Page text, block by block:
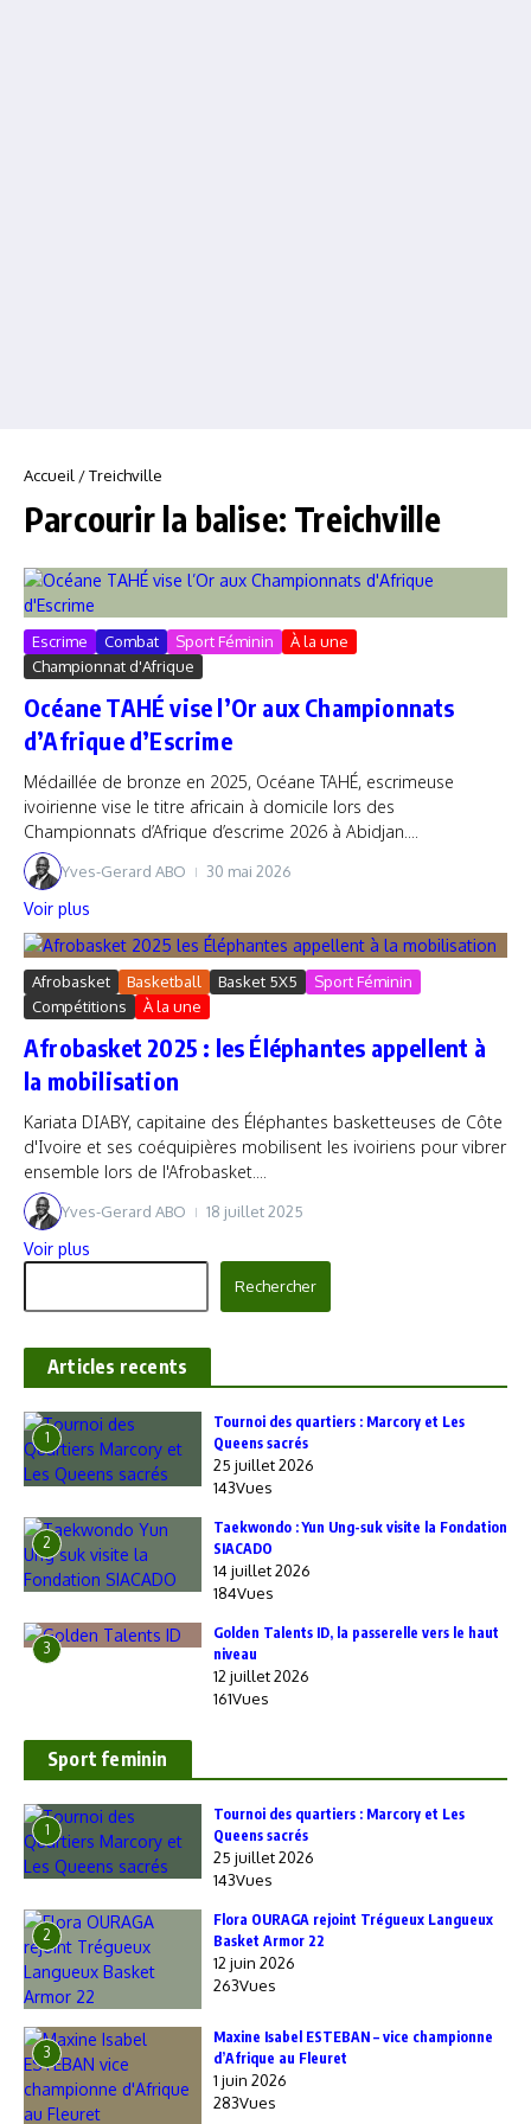
Accueil /Treichville
Parcourir la balise: Treichville
Escrime Combat Sport Féminin
À la une
Championnat d'Afrique
Océane TAHÉ vise l’Or aux Championnats
d’Afrique d’Escrime
Médaillée de bronze en 2025, Océane TAHÉ, escrimeuse
ivoirienne vise le titre africain à domicile lors des
Championnats d’Afrique d’escrime 2026 à Abidjan....
Yves-Gerard ABO 30 mai 2026
Voir plus
Afrobasket Basketball Basket 5X5
Sport Féminin
Compétitions
À la une
Afrobasket 2025 : les Éléphantes appellent à
la mobilisation
Kariata DIABY, capitaine des Éléphantes basketteuses de Côte
d'Ivoire et ses coéquipières mobilisent les ivoiriens pour vibrer
ensemble lors de l'Afrobasket....
Yves-Gerard ABO 18 juillet 2025
Voir plus
Rechercher
Articles recents
1
‎Tournoi des quartiers : Marcory et Les
Queens sacrés
25 juillet 2026
143Vues
2
Taekwondo : Yun Ung-suk visite la Fondation
SIACADO
14 juillet 2026
184Vues
3
Golden Talents ID, la passerelle vers le haut
niveau
12 juillet 2026
161Vues
Sport feminin
1
‎Tournoi des quartiers : Marcory et Les
Queens sacrés
25 juillet 2026
143Vues
2
Flora OURAGA rejoint Trégueux Langueux
Basket Armor 22
12 juin 2026
263Vues
3
Maxine Isabel ESTEBAN – vice championne
d’Afrique au Fleuret
1 juin 2026
283Vues